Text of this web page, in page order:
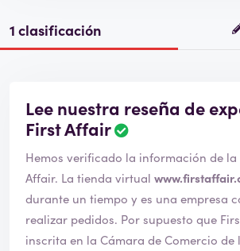
1 clasificación
Lee nuestra reseña de
First Affair
Hemos verificado la información de la
Affair. La tienda virtual
durante un tiempo y es una empresa
realizar pedidos. Por supuesto que First Affair está
inscrita en la Cámara de Comercio de